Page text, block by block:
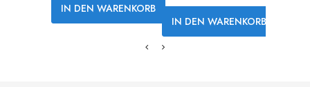
IN DEN WARENKORB
IN DEN WARENKORB